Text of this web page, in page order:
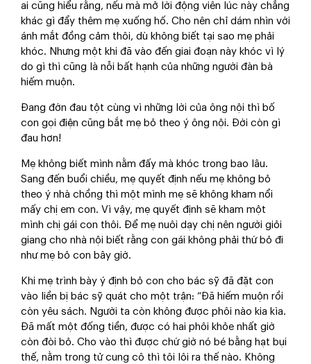
ai cũng hiểu rằng, nếu mà mở lời động viên lúc này chẳng
khác gì đẩy thêm mẹ xuống hố. Cho nên chỉ dám nhìn với
ánh mắt đồng cảm thôi, dù không biết tại sao mẹ phải
khóc. Nhưng một khi đã vào đến giai đoạn này khóc vì lý
do gì thì cũng là nỗi bất hạnh của những người đàn bà
hiếm muộn.
Đang đớn đau tột cùng vì những lời của ông nội thì bố
con gọi điện cũng bắt mẹ bỏ theo ý ông nội. Đời còn gì
đau hơn!
Mẹ không biết mình nằm đấy mà khóc trong bao lâu.
Sang đến buổi chiều, mẹ quyết định nếu mẹ không bỏ
theo ý nhà chồng thì một mình mẹ sẽ không kham nổi
mấy chị em con. Vì vậy, mẹ quyết định sẽ kham một
mình chị gái con thôi. Để mẹ nuôi dạy chị nên người giỏi
giang cho nhà nội biết rằng con gái không phải thứ bỏ đi
như mẹ bỏ con bây giờ.
Khi mẹ trình bày ý định bỏ con cho bác sỹ đã đặt con
vào liền bị bác sỹ quát cho một trận: “Đã hiếm muộn rồi
còn yêu sách. Người ta còn không được phôi nào kia kìa.
Đã mất một đống tiền, được có hai phôi khỏe nhất giờ
còn đòi bỏ. Cho vào thì được chứ giờ nó bé bằng hạt bụi
thế, nằm trong tử cung cô thì tôi lôi ra thế nào. Không